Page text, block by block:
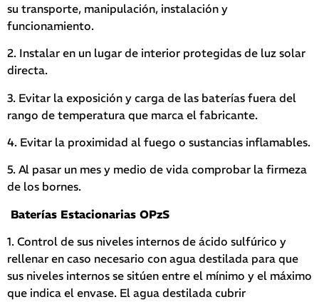
su transporte, manipulación, instalación y
funcionamiento.
2. Instalar en un lugar de interior protegidas de luz solar
directa.
3. Evitar la exposición y carga de las baterías fuera del
rango de temperatura que marca el fabricante.
4. Evitar la proximidad al fuego o sustancias inflamables.
5. Al pasar un mes y medio de vida comprobar la firmeza
de los bornes.
Baterías Estacionarias OPzS
1. Control de sus niveles internos de ácido sulfúrico y
rellenar en caso necesario con agua destilada para que
sus niveles internos se sitúen entre el mínimo y el máximo
que indica el envase. El agua destilada cubrir